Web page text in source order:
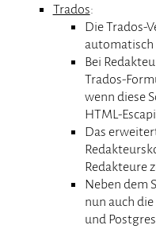
Trados:
Die Trados-
automatisch
Bei
Trados-
wenn diese
HTML-
Das
Redakteure
Neben dem
nun auch
und